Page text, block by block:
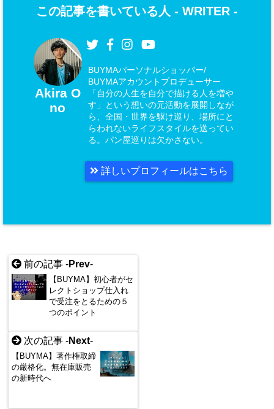
この記事を書いている人 - WRITER -
Akira O
no
BUYMAパーソナルショッパー/
BUYMAアカウントプロデューサー
「自分の人生を自分で描ける人を増や
す」という想いの元活動を展開しなが
ら、全国・世界を駆け巡り、場所にと
らわれないライフスタイルを送ってい
る。パン屋巡りは欠かさない。
詳しいプロフィールはこちら
前の記事 -Prev-
【BUYMA】初心者がセ
レクトショップ仕入れ
で受注をとるための５
つのポイント
次の記事 -Next-
【BUYMA】著作権取締
の厳格化。無在庫販売
の新時代へ